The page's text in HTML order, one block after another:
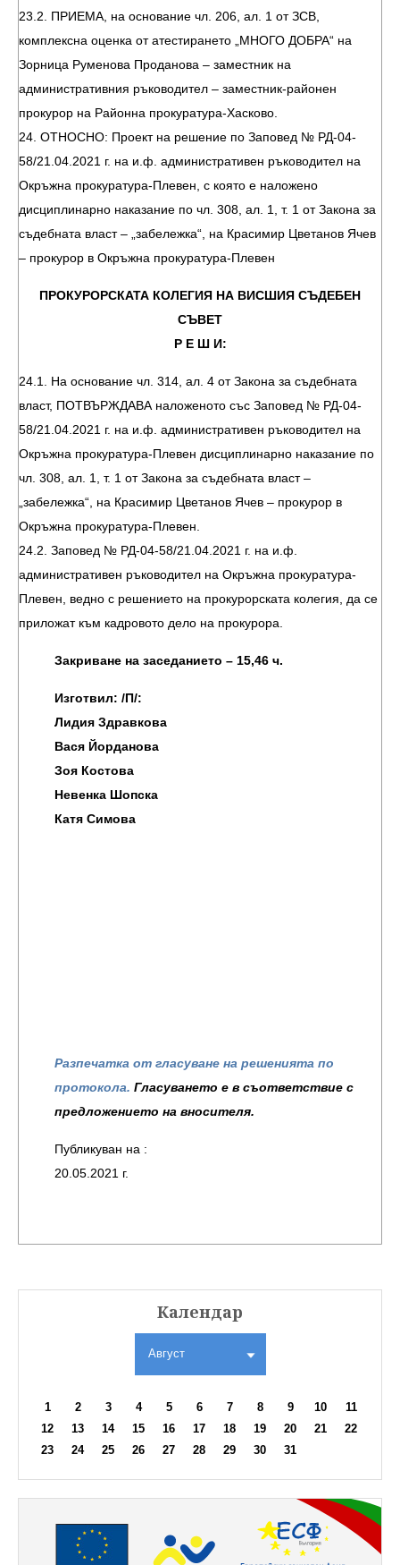
23.2. ПРИЕМА, на основание чл. 206, ал. 1 от ЗСВ,
комплексна оценка от атестирането „МНОГО ДОБРА“ на
Зорница Руменова Проданова – заместник на
административния ръководител – заместник-районен
прокурор на Районна прокуратура-Хасково.
24. ОТНОСНО: Проект на решение по Заповед № РД-04-
58/21.04.2021 г. на и.ф. административен ръководител на
Окръжна прокуратура-Плевен, с която е наложено
дисциплинарно наказание по чл. 308, ал. 1, т. 1 от Закона за
съдебната власт – „забележка“, на Красимир Цветанов Ячев
– прокурор в Окръжна прокуратура-Плевен
ПРОКУРОРСКАТА КОЛЕГИЯ НА ВИСШИЯ СЪДЕБЕН
СЪВЕТ
Р Е Ш И:
24.1. На основание чл. 314, ал. 4 от Закона за съдебната
власт, ПОТВЪРЖДАВА наложеното със Заповед № РД-04-
58/21.04.2021 г. на и.ф. административен ръководител на
Окръжна прокуратура-Плевен дисциплинарно наказание по
чл. 308, ал. 1, т. 1 от Закона за съдебната власт –
„забележка“, на Красимир Цветанов Ячев – прокурор в
Окръжна прокуратура-Плевен.
24.2. Заповед № РД-04-58/21.04.2021 г. на и.ф.
административен ръководител на Окръжна прокуратура-
Плевен, ведно с решението на прокурорската колегия, да се
приложат към кадровото дело на прокурора.
Закриване на заседанието – 15,46 ч.
Изготвил: /П/:
Лидия Здравкова
Вася Йорданова
Зоя Костова
Невенка Шопска
Катя Симова
Разпечатка от гласуване на решенията по
протокола. Гласуването е в съответствие с
предложението на вносителя.
Публикуван на :
20.05.2021 г.
Календар
Август
1 2 3 4 5 6 7 8 9 10
11
12
13 14 15 16 17 18 19 20 21
22
23
24 25 26 27 28 29 30 31